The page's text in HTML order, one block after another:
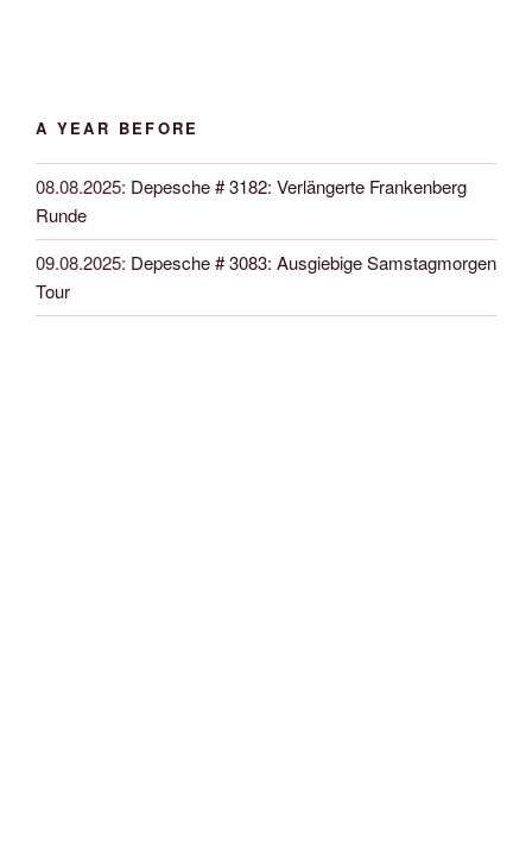
A YEAR BEFORE
08.08.2025: Depesche # 3182: Verlängerte Frankenberg
Runde
09.08.2025: Depesche # 3083: Ausgiebige Samstagmorgen
Tour